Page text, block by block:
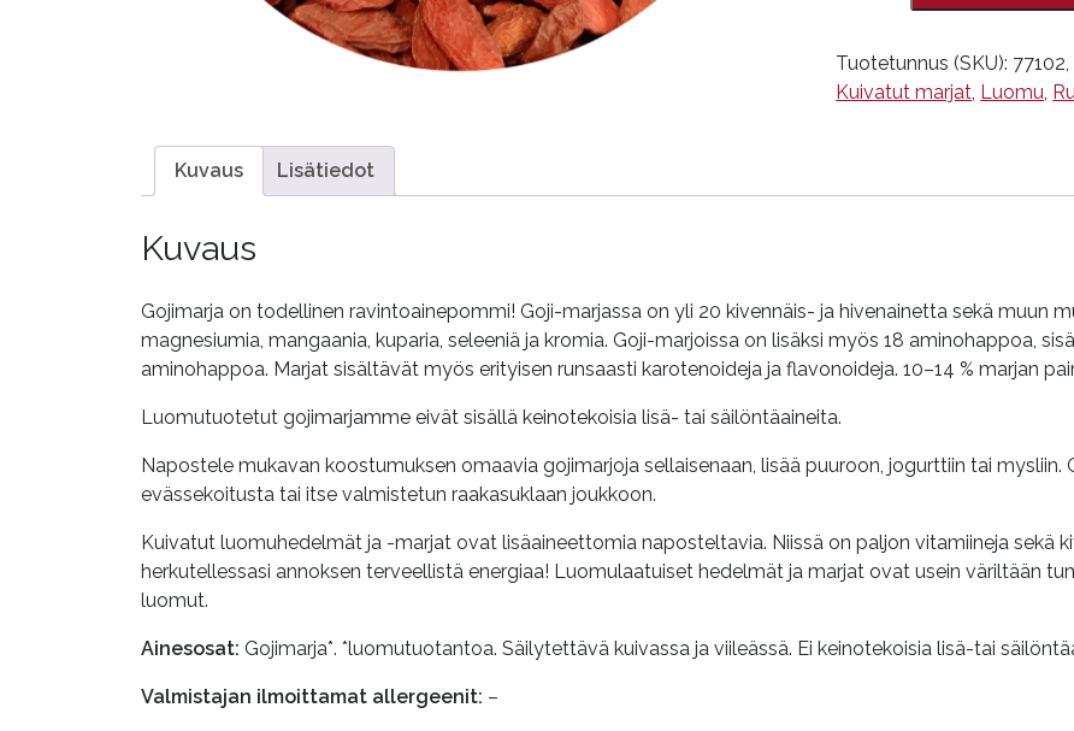
Tuotetunnus (SKU):
Kuivatut marjat Luomu
Kuvaus Lisätiedot
Kuvaus
Gojimarja on todellinen ravintoainepommi! Goji-marjassa on yli 20 kivennäis- ja hivenainetta sekä muun
magnesiumia, mangaania, kuparia, seleeniä ja kromia. Goji-marjoissa on lisäksi myös 18 aminohappoa,
aminohappoa. Marjat sisältävät myös erityisen runsaasti karotenoideja ja flavonoideja. 10–14 % marjan
Luomutuotetut gojimarjamme eivät sisällä keinotekoisia lisä- tai säilöntäaineita.
Napostele mukavan koostumuksen omaavia gojimarjoja sellaisenaan, lisää puuroon, jogurttiin tai mysliin.
evässekoitusta tai itse valmistetun raakasuklaan joukkoon.
Kuivatut luomuhedelmät ja -marjat ovat lisäaineettomia naposteltavia. Niissä on paljon vitamiineja sekä
herkutellessasi annoksen terveellistä energiaa! Luomulaatuiset hedelmät ja marjat ovat usein väriltään
luomut.
Ainesosat: Gojimarja*. *luomutuotantoa. Säilytettävä kuivassa ja viileässä. Ei keinotekoisia lisä-tai
Valmistajan ilmoittamat allergeenit: –